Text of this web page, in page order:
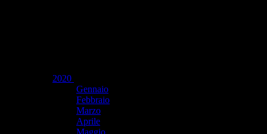
2020
Gennaio
Febbraio
Marzo
Aprile